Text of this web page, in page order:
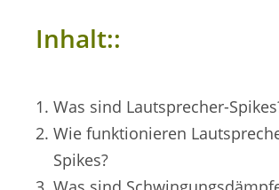
Inhalt::
Was sind Lautsprecher-
Wie funktionieren
Spikes?